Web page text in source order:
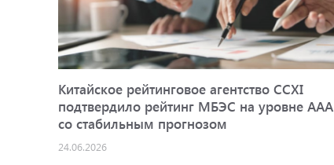
Китайское рейтинговое агентство CCXI
подтвердило рейтинг МБЭС на уровне AAA
со стабильным прогнозом
24.06.2026